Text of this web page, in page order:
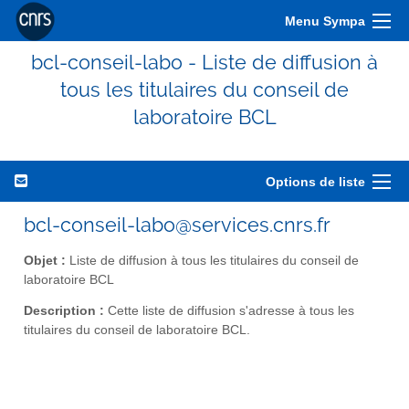
Menu Sympa
bcl-conseil-labo - Liste de diffusion à
tous les titulaires du conseil de
laboratoire BCL
Options de liste
bcl-conseil-labo@services.cnrs.fr
Objet : Liste de diffusion à tous les titulaires du conseil de
laboratoire BCL
Description : Cette liste de diffusion s'adresse à tous les
titulaires du conseil de laboratoire BCL.